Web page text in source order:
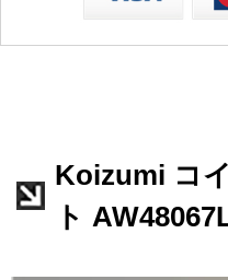
Koizumi コ
ト